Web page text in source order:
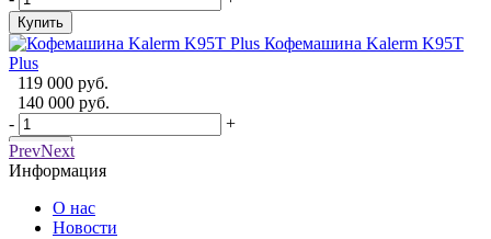
Купить
Кофемашина Kalerm K95T
Plus
119 000 руб.
140 000 руб.
-
+
Купить
PrevNext
Информация
О нас
Новости